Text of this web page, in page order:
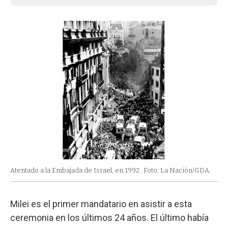
Atentado a la Embajada de Israel, en 1992. Foto: La Nación/GDA.
Milei es el primer mandatario en asistir a esta
ceremonia en los últimos 24 años. El último había